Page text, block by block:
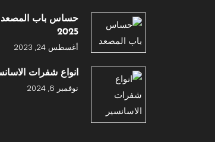
حساس باب المصعد
2025
أغسطس 24, 2023
انواع شفرات الاسانسير
نوفمبر 6, 2024